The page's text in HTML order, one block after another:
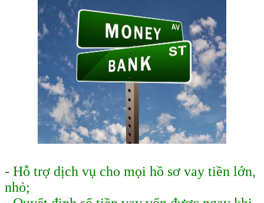
- Hỗ trợ dịch vụ cho mọi hồ sơ vay tiền lớn,
nhỏ;